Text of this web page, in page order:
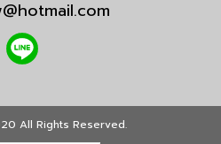
All Rights Reserved.